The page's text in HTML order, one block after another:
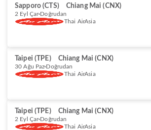
Sapporo (CTS) Chiang Mai (CNX)
2 Eyl Çar Doğrudan
Thai AirAsia
Taipei (TPE) Chiang Mai (CNX)
30 Ağu Paz Doğrudan
Thai AirAsia
Taipei (TPE) Chiang Mai (CNX)
2 Eyl Çar Doğrudan
Thai AirAsia